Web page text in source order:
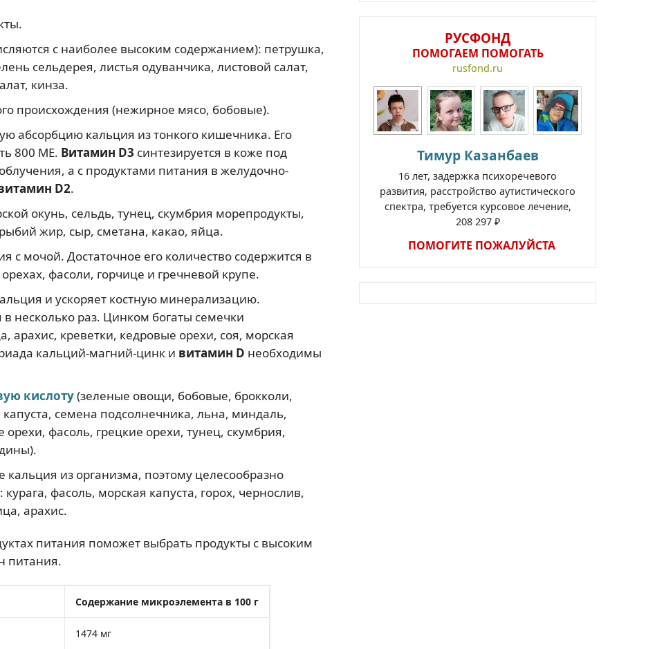
с наиболее высоким содержанием): петрушка,
сельдерея, листья одуванчика, листовой салат,
кинза.
происхождения (нежирное мясо, бобовые).
абсорбцию кальция из тонкого кишечника. Его
800 МЕ. Витамин D3 синтезируется в коже под
а с продуктами питания в желудочно-
D2.
окунь, сельдь, тунец, скумбрия морепродукты,
жир, сыр, сметана, какао, яйца.
с мочой. Достаточное его количество содержится в
фасоли, горчице и гречневой крупе.
и ускоряет костную минерализацию.
несколько раз. Цинком богаты семечки
арахис, креветки, кедровые орехи, соя, морская
кальций-магний-цинк и витамин D необходимы
кислоту(зеленые овощи, бобовые, брокколи,
семена подсолнечника, льна, миндаль,
фасоль, грецкие орехи, тунец, скумбрия,
из организма, поэтому целесообразно
фасоль, морская капуста, горох, чернослив,
арахис.
питания поможет выбрать продукты с высоким
питания.
Содержание микроэлемента в 100 г
1474 мг
РУСФОНД
ПОМОГАЕМ ПОМОГАТЬ
rusfond.ru
Тимур Казанбаев
16 лет, задержка психоречевого
развития, расстройство аутистического
спектра, требуется курсовое лечение,
208 297 ₽
ПОМОГИТЕ ПОЖАЛУЙСТА